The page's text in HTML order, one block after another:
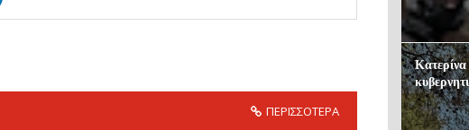
ΠΕΡΙΣΣΟΤΕΡΑ